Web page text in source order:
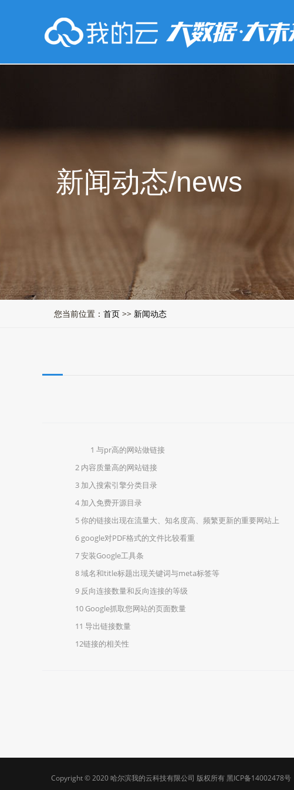
新闻动态/news
您当前位置： 首页 >> 新闻动态
1 与pr高的网站做链接
2 内容质量高的网站链接
3 加入搜索引擎分类目录
4 加入免费开源目录
5 你的链接出现在流量大、知名度高、频繁更新的重要网站上
6 google对PDF格式的文件比较看重
7 安装Google工具条
8 域名和title标题出现关键词与meta标签等
9 反向连接数量和反向连接的等级
10 Google抓取您网站的页面数量
11 导出链接数量
12链接的相关性
Copyright © 2020哈尔滨我的云科技有限公司 版权所有黑ICP备14002478号